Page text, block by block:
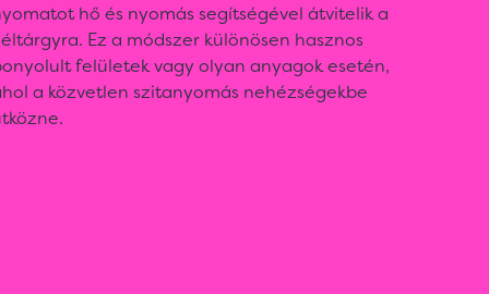
hő és nyomás segítségével átvitelik a
Ez a módszer különösen hasznos
felületek vagy olyan anyagok esetén,
a közvetlen szitanyomás nehézségekbe